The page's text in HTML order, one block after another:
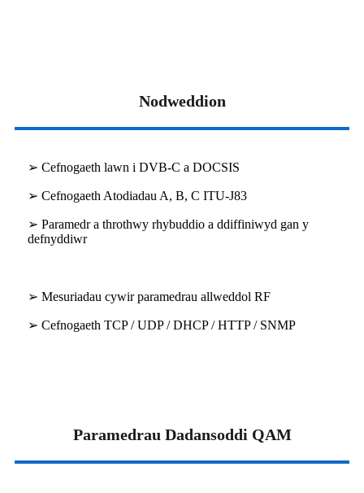
Nodweddion
➢ Cefnogaeth lawn i DVB-C a DOCSIS
➢ Cefnogaeth Atodiadau A, B, C ITU-J83
➢ Paramedr a throthwy rhybuddio a ddiffiniwyd gan y
defnyddiwr
➢ Mesuriadau cywir paramedrau allweddol RF
➢ Cefnogaeth TCP / UDP / DHCP / HTTP / SNMP
Paramedrau Dadansoddi QAM